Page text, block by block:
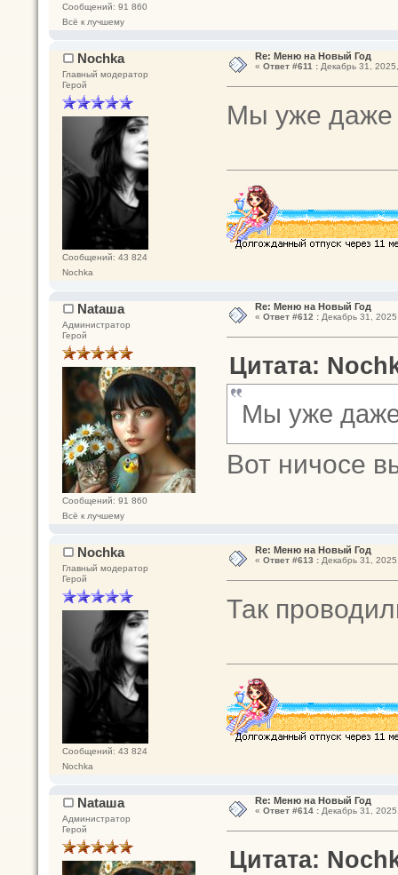
Сообщений: 91 860
Всё к лучшему
Nochka
Главный модератор
Герой
Сообщений: 43 824
Nochka
Re: Меню на Новый Год
« Ответ #611 :Декабрь 31,
Мы уже даже
Nataшa
Администратор
Герой
Сообщений: 91 860
Всё к лучшему
Re: Меню на Новый Год
« Ответ #612 :Декабрь 31,
Цитата:
Мы уже
Вот ничосе
Nochka
Главный модератор
Герой
Сообщений: 43 824
Nochka
Re: Меню на Новый Год
« Ответ #613 :Декабрь 31,
Так
Nataшa
Администратор
Герой
Re: Меню на Новый Год
« Ответ #614 :Декабрь 31,
Цитата: